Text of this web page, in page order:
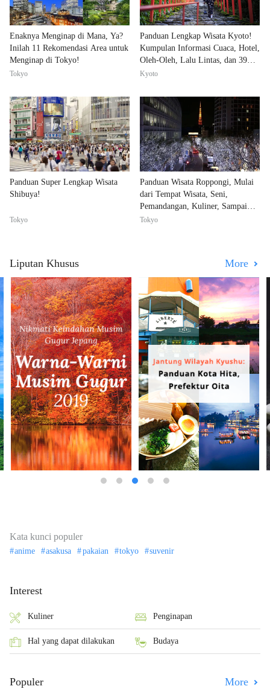
Enaknya Menginap di Mana, Ya?
Inilah 11 Rekomendasi Area untuk
Menginap di Tokyo!
Tokyo
Panduan Lengkap Wisata Kyoto!
Kumpulan Informasi Cuaca, Hotel,
Oleh-Oleh, Lalu Lintas, dan 39
Tempat Wisata
Kyoto
Panduan Super Lengkap Wisata
Shibuya!
Tokyo
Panduan Wisata Roppongi, Mulai
dari Tempat Wisata, Seni,
Pemandangan, Kuliner, Sampai
Kehidupan Malamnya!
Tokyo
Liputan Khusus More
Kata kunci populer
anime asakusa pakaian tokyo suvenir
Interest
Kuliner Penginapan
Hal yang dapat dilakukan Budaya
Populer More